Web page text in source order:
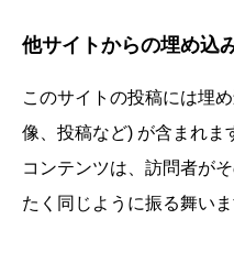
他サイトからの埋め込
このサイトの投稿には埋
像、投稿など) が含まれま
コンテンツは、訪問者が
たく同じように振る舞いま